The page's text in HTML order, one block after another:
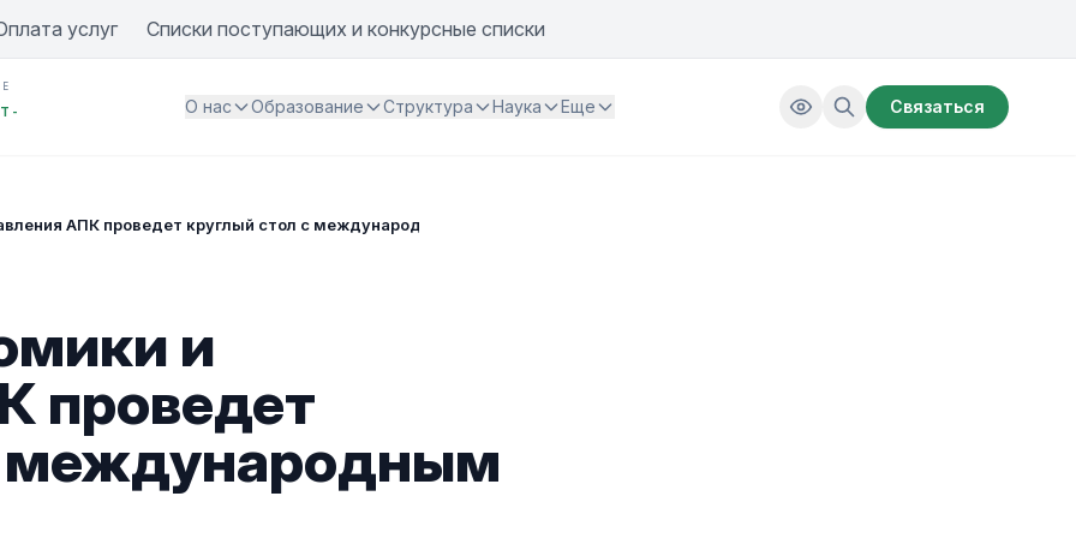
услуг Списки поступающих и конкурсные списки
- О нас Образование Структура Наука Еще Связаться
АПК проведет круглый стол с международным участием
и
проведет
международным